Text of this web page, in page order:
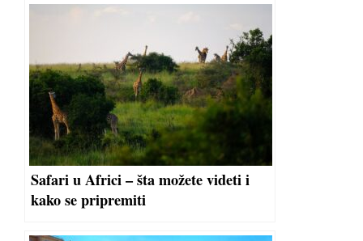
Safari u Africi – šta možete videti i
kako se pripremiti